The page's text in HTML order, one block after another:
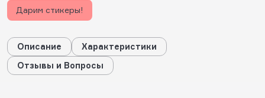
Дарим стикеры!
Описание
Характеристики
Отзывы и Вопросы